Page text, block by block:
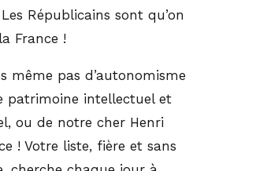
Républicains sont qu’on
France !
même pas d’autonomisme
patrimoine intellectuel et
ou de notre cher Henri
! Votre liste, fière et sans